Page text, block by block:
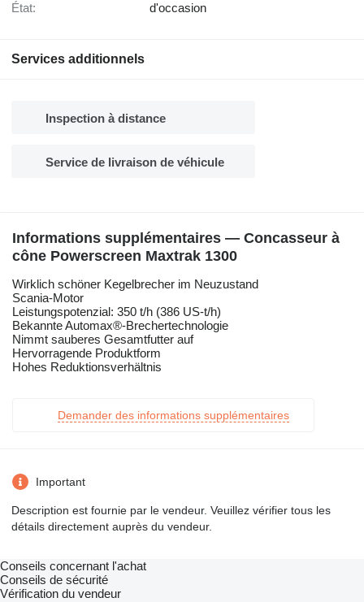
État: d'occasion
Services additionnels
Inspection à distance
Service de livraison de véhicule
Informations supplémentaires — Concasseur à
cône Powerscreen Maxtrak 1300
Wirklich schöner Kegelbrecher im Neuzustand
Scania-Motor
Leistungspotenzial: 350 t/h (386 US-t/h)
Bekannte Automax®-Brechertechnologie
Nimmt sauberes Gesamtfutter auf
Hervorragende Produktform
Hohes Reduktionsverhältnis
Demander des informations supplémentaires
Important
Description est fournie par le vendeur. Veuillez vérifier tous les
détails directement auprès du vendeur.
Conseils concernant l'achat
Conseils de sécurité
Vérification du vendeur